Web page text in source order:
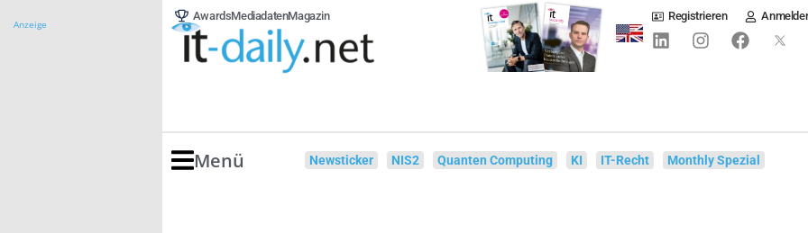
Anzeige
AwardsMediadatenMagazin Registrieren
Menü Newsticker NIS2 Quanten Computing KI IT-Recht Monthly Spezial